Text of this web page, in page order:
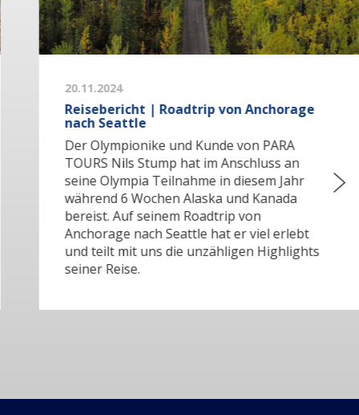
20.11.2024
Reisebericht | Roadtrip von Anchorage
nach Seattle
Der Olympionike und Kunde von PARA
TOURS Nils Stump hat im Anschluss an
seine Olympia Teilnahme in diesem Jahr
während 6 Wochen Alaska und Kanada
bereist. Auf seinem Roadtrip von
Anchorage nach Seattle hat er viel erlebt
und teilt mit uns die unzähligen Highlights
seiner Reise.